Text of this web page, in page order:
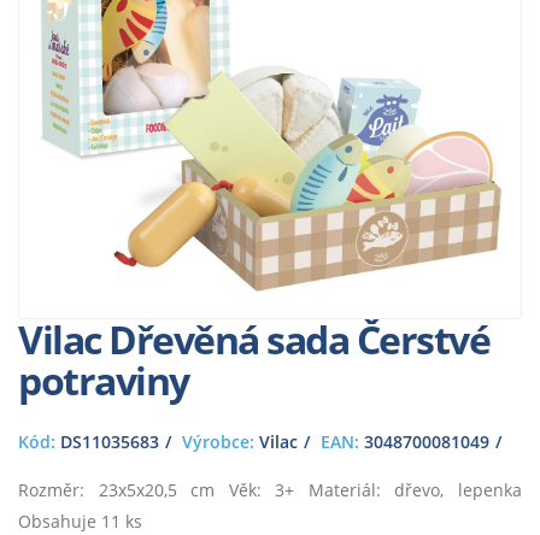
Vilac Dřevěná sada Čerstvé
potraviny
Kód: DS11035683 Výrobce: Vilac EAN: 3048700081049
Rozměr: 23x5x20,5 cm Věk: 3+ Materiál: dřevo, lepenka
Obsahuje 11 ks